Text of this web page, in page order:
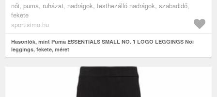
női, puma, ruházat, nadrágok, testhezálló nadrágok, szabadidő,
fekete
sportisimo.hu
Hasonlók, mint Puma ESSENTIALS SMALL NO. 1 LOGO LEGGINGS Női
leggings, fekete, méret